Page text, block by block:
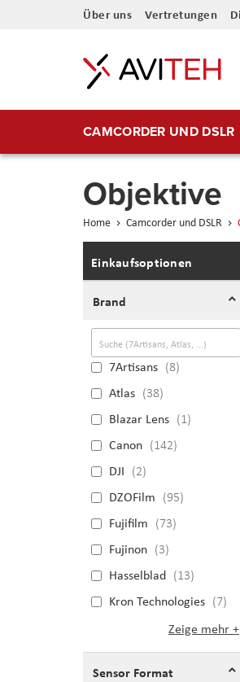
Direkt
Inhalt
Über uns Vertretungen
CAMCORDER UND DSLR
Objektive
Home Camcorder und DSLR
Einkaufsoptionen
Brand
7Artisans 8
Atlas 38
Blazar Lens 1
Canon 142
DJI 2
DZOFilm 95
Fujifilm 73
Fujinon 3
Hasselblad 13
Kron Technologies 7
Zeige mehr
Sensor Format